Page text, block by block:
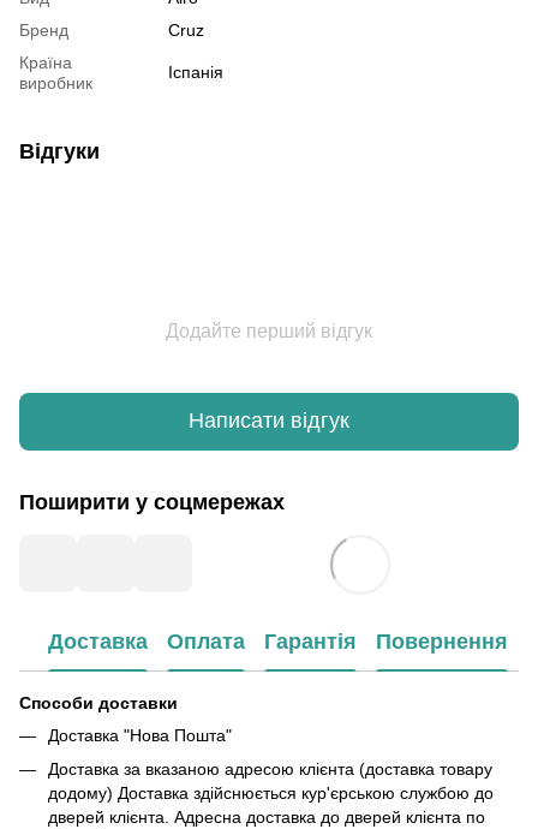
Бренд
Cruz
Країна
виробник
Іспанія
Відгуки
Додайте перший відгук
Написати відгук
Поширити у соцмережах
Доставка Оплата Гарантія Повернення
Способи доставки
Доставка "Нова Пошта"
Доставка за вказаною адресою клієнта (доставка товару
додому) Доставка здійснюється кур'єрською службою до
дверей клієнта. Адресна доставка до дверей клієнта по